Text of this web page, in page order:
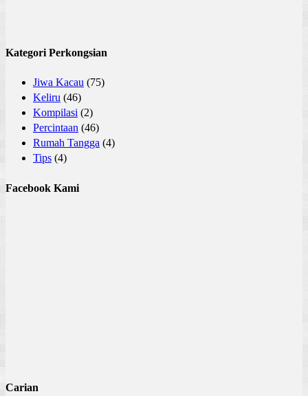
Kategori Perkongsian
Jiwa Kacau (75)
Keliru (46)
Kompilasi (2)
Percintaan (46)
Rumah Tangga (4)
Tips (4)
Facebook Kami
Carian